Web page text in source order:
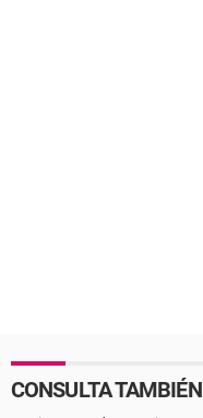
CONSULTA TAMBIÉN